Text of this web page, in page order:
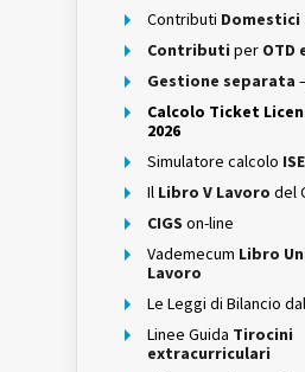
Contributi Domestici
Contributi per OTD
Gestione separata
Calcolo Ticket
2026
Simulatore calcolo
Il Libro V Lavoro del
CIGS on-line
Vademecum Libro
Lavoro
Le Leggi di Bilancio
Linee Guida Tirocini
extracurriculari